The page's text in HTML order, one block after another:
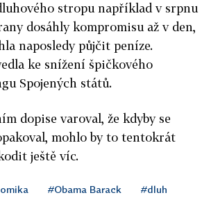
stropu například v srpnu
dosáhly kompromisu až v den,
naposledy půjčit peníze.
ke snížení špičkového
Spojených států.
dopise varoval, že kdyby se
mohlo by to tentokrát
ještě víc.
#Obama Barack #dluh